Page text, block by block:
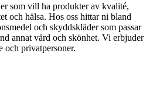
som vill ha produkter av kvalité,
och hälsa. Hos oss hittar ni bland
och skyddskläder som passar
annat vård och skönhet. Vi erbjuder
och privatpersoner.